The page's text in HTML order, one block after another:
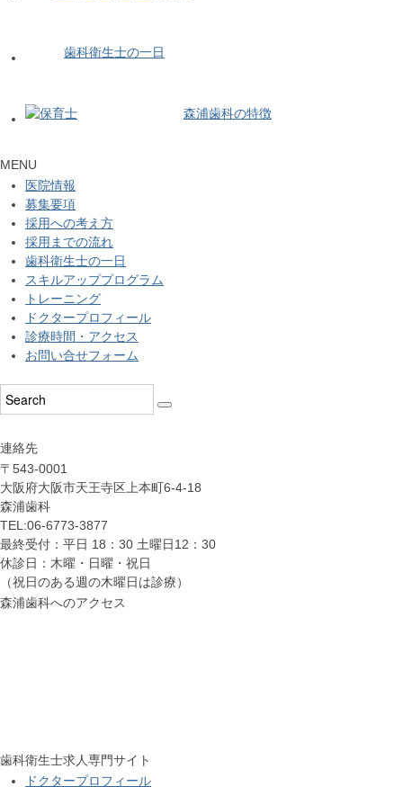
歯科衛生士の一日
森浦歯科の特徴
MENU
医院情報
募集要項
採用への考え方
採用までの流れ
歯科衛生士の一日
スキルアッププログラム
トレーニング
ドクタープロフィール
診療時間・アクセス
お問い合せフォーム
連絡先
〒543-0001
大阪府大阪市天王寺区上本町6-4-18
森浦歯科
TEL:06-6773-3877
最終受付：平日 18：30 土曜日12：30
休診日：木曜・日曜・祝日
（祝日のある週の木曜日は診療）
森浦歯科へのアクセス
歯科衛生士求人専門サイト
ドクタープロフィール